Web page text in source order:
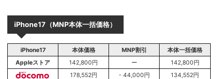
iPhone17 （MNP本体一括価格）
iPhone17 本体価格 MNP割引
本体一括価格
Appleストア
142,800円 ー
142,800円
178,552円
- 44,000円
134,552円